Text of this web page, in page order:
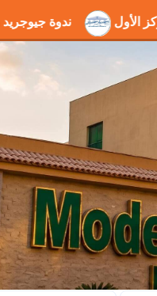
بالمركز الأول